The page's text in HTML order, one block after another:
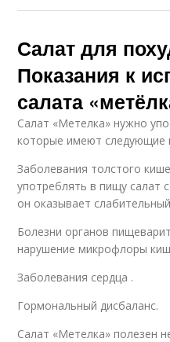
Салат для
Показания к
салата
Салат «Метелка» нужно
которые имеют следующие
Заболевания толстого
употреблять в пищу салат
он оказывает
Болезни органов
нарушение микрофлоры
Заболевания сердца .
Гормональный дисбаланс.
Салат «Метелка» полезен